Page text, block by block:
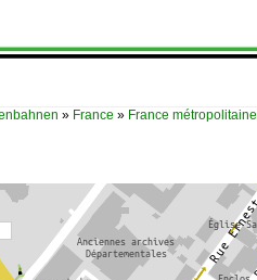
» France » France métropolitaine